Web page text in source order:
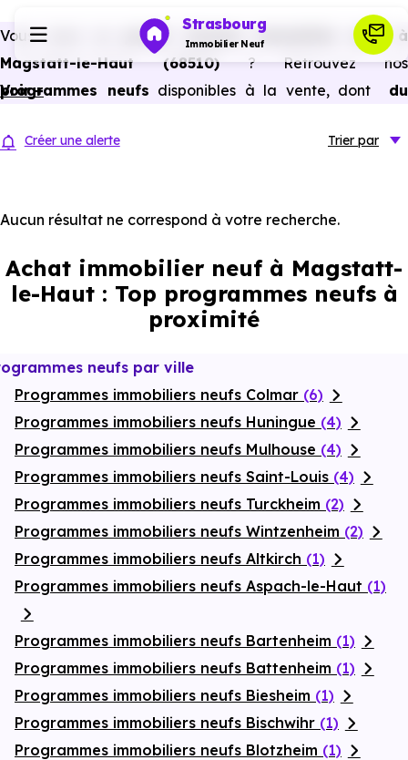
Strasbourg
Immobilier Neuf
Investir
Actualités
Financer
Vous avez un
projet d’achat immobilier neuf à
Magstatt-le-Haut (68510)? Retrouvez nos
programmes neufs disponibles à la vente, dont
du
frais d’agence.
à Magstatt-le-Haut (68510), vous pouvez aussi
dans certains cas, frais de notaire réduits, bonnes
performances énergétiques, garanties constructeur, etc.
Voir +
Créer une alerte Trier par
Aucun résultat ne correspond à votre recherche.
Achat immobilier neuf à Magstatt-
le-Haut : Top programmes neufs à
proximité
neufs par ville
Programmes immobiliers neufs Colmar (6)
Programmes immobiliers neufs Huningue (4)
Programmes immobiliers neufs Mulhouse (4)
Programmes immobiliers neufs Saint-Louis (4)
Programmes immobiliers neufs Turckheim (2)
Programmes immobiliers neufs Wintzenheim (2)
Programmes immobiliers neufs Altkirch (1)
Programmes immobiliers neufs Aspach-le-Haut (1)
Programmes immobiliers neufs Bartenheim (1)
Programmes immobiliers neufs Battenheim (1)
Programmes immobiliers neufs Biesheim (1)
Programmes immobiliers neufs Bischwihr (1)
Programmes immobiliers neufs Blotzheim (1)